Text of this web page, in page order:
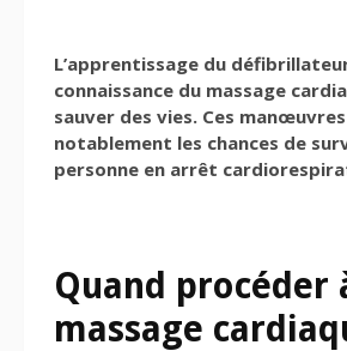
L’apprentissage du
connaissance du massage
sauver des vies. Ces
notablement les chances de
personne en arrêt
Quand procéder
massage